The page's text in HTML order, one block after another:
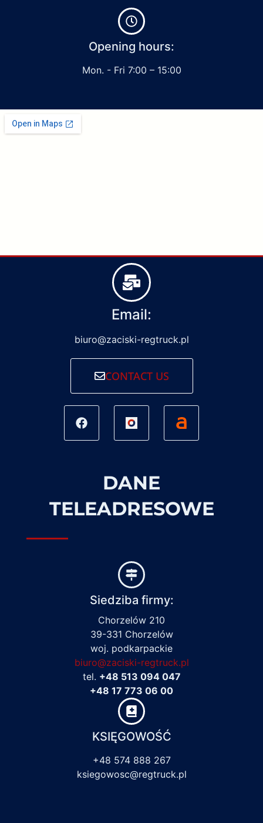
Opening hours:
Mon. - Fri 7:00 – 15:00
Email:
biuro@zaciski-regtruck.pl
CONTACT US
DANE
TELEADRESOWE
Siedziba firmy:
Chorzelów 210
39-331 Chorzelów
woj. podkarpackie
biuro@zaciski-regtruck.pl
tel. +48 513 094 047
+48 17 773 06 00
KSIĘGOWOŚĆ
+48 574 888 267
ksiegowosc@regtruck.pl